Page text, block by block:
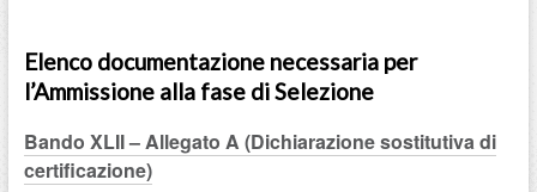
Elenco documentazione necessaria per
l’Ammissione alla fase di Selezione
Bando XLII – Allegato A (Dichiarazione sostitutiva di
certificazione)